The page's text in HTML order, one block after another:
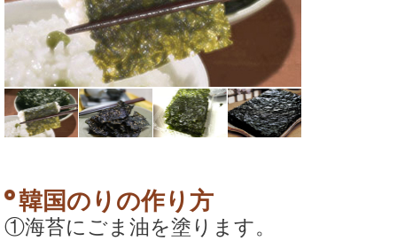
韓国のりの作り方
①海苔にごま油を塗ります。